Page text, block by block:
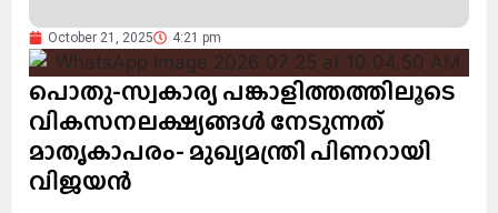
October 21, 2025 4:21 pm
പൊതു-സ്വകാര്യ പങ്കാളിത്തത്തിലൂടെ
വികസനലക്ഷ്യങ്ങള്‍ നേടുന്നത്
മാതൃകാപരം- മുഖ്യമന്ത്രി പിണറായി
വിജയന്‍